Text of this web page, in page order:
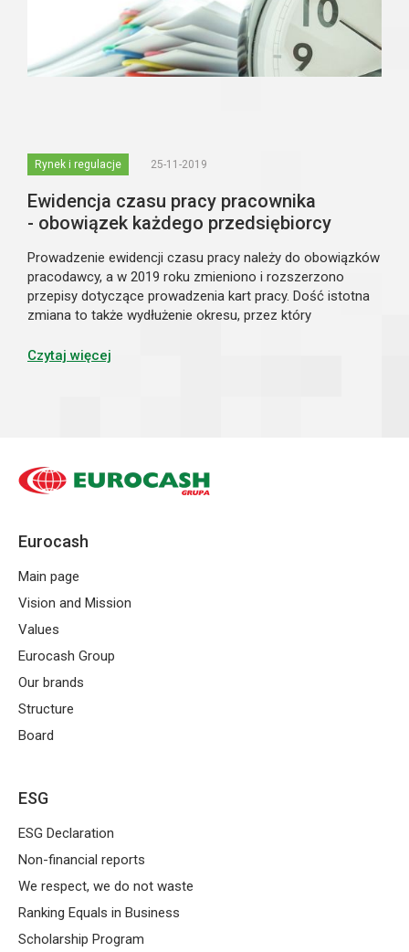
Rynek i regulacje 25-11-2019
Ewidencja czasu pracy pracownika
- obowiązek każdego przedsiębiorcy
Prowadzenie ewidencji czasu pracy należy do obowiązków
pracodawcy, a w 2019 roku zmieniono i rozszerzono
przepisy dotyczące prowadzenia kart pracy. Dość istotna
zmiana to także wydłużenie okresu, przez który
dotyczącą ewidencji czasu pracy. Obow...
Czytaj więcej
Eurocash
Main page
Vision and Mission
Values
Eurocash Group
Our brands
Structure
Board
ESG
ESG Declaration
Non-financial reports
We respect, we do not waste
Ranking Equals in Business
Scholarship Program